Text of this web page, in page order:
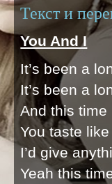
Текст и
You And I
It’s been a
It’s been a
And this time
You taste
I’d give
Yeah this